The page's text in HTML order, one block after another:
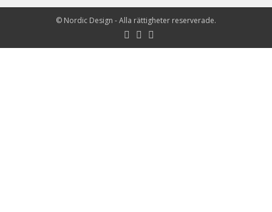
© Nordic Design - Alla rättigheter reserverade.